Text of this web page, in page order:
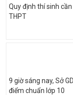
Quy định thí sinh
THPT
9 giờ sáng nay, Sở
điểm chuẩn lớp 10